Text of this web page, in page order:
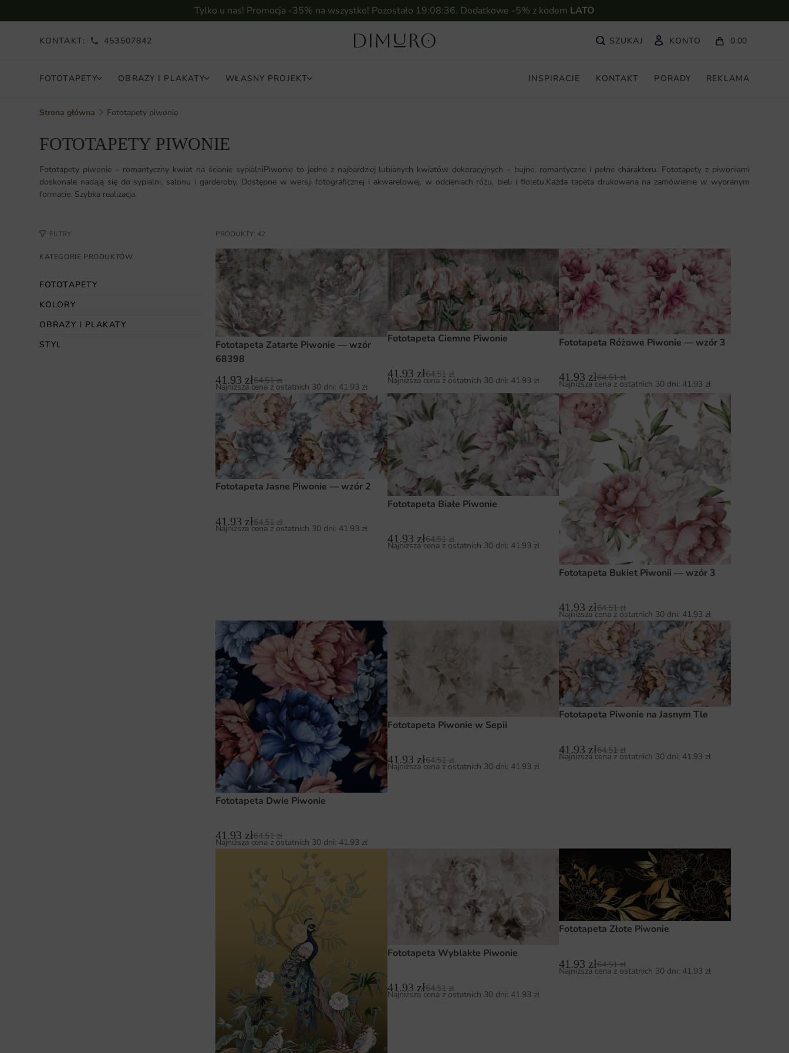
Tylko u nas! Promocja -35% na wszystko! Pozostało 19:08:34. Dodatkowe -5% z kodem LATO
KONTAKT: 453507842 KONTO 0.00
FOTOTAPETY OBRAZY I PLAKATY WŁASNY PROJEKT INSPIRACJE KONTAKT PORADY REKLAMA
Strona główna Fototapety piwonie
FOTOTAPETY PIWONIE
Fototapety piwonie – romantyczny kwiat na ścianie sypialniPiwonie to jedne z najbardziej lubianych kwiatów dekoracyjnych – bujne, romantyczne i pełne charakteru. Fototapety z piwoniami
doskonale nadają się do sypialni, salonu i garderoby. Dostępne w wersji fotograficznej i akwarelowej, w odcieniach różu, bieli i fioletu.Każda tapeta drukowana na zamówienie w wybranym
formacie. Szybka realizacja.
FILTRY
KATEGORIE PRODUKTÓW
FOTOTAPETY
KOLORY
OBRAZY I PLAKATY
STYL
PRODUKTY: 42
Fototapeta Zatarte Piwonie — wzór
68398
41.93 zł64.51zł
Najniższa cena z ostatnich 30 dni: 41.93 zł
Fototapeta Ciemne Piwonie
41.93 zł64.51zł
Najniższa cena z ostatnich 30 dni: 41.93 zł
Fototapeta Różowe Piwonie — wzór 3
41.93 zł64.51zł
Najniższa cena z ostatnich 30 dni: 41.93 zł
Fototapeta Jasne Piwonie — wzór 2
41.93 zł64.51zł
Najniższa cena z ostatnich 30 dni: 41.93 zł
Fototapeta Białe Piwonie
41.93 zł64.51zł
Najniższa cena z ostatnich 30 dni: 41.93 zł
Fototapeta Bukiet Piwonii — wzór 3
41.93 zł64.51zł
Najniższa cena z ostatnich 30 dni: 41.93 zł
Fototapeta Dwie Piwonie
41.93 zł64.51zł
Najniższa cena z ostatnich 30 dni: 41.93 zł
Fototapeta Piwonie w Sepii
41.93 zł64.51zł
Najniższa cena z ostatnich 30 dni: 41.93 zł
Fototapeta Piwonie na Jasnym Tle
41.93 zł64.51zł
Najniższa cena z ostatnich 30 dni: 41.93 zł
Fototapeta Wyblakłe Piwonie
41.93 zł64.51zł
Najniższa cena z ostatnich 30 dni: 41.93 zł
Fototapeta Złote Piwonie
41.93 zł64.51zł
Najniższa cena z ostatnich 30 dni: 41.93 zł